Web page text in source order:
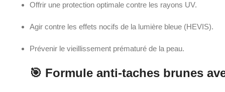
Offrir une protection optimale contre les rayons UV.
Agir contre les effets nocifs de la lumière bleue (HEVIS).
Prévenir le vieillissement prématuré de la peau.
🎯 Formule anti-taches brunes